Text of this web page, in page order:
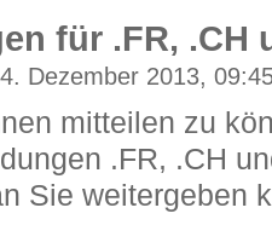
für .FR, .CH
Dezember 2013,
mitteilen zu
.FR, .CH
Sie weitergeben